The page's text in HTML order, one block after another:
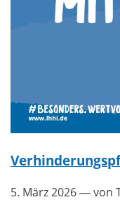
5. März 2026— von